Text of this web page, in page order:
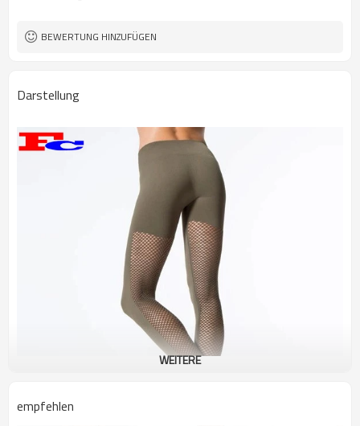
Label & Tag
BEWERTUNG HINZUFÜGEN
Darstellung
WEITERE
empfehlen